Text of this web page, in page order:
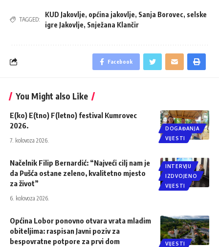
TAGGED:
KUD Jakovlje, općina jakovlje, Sanja Borovec, selske
igre Jakovlje, Snježana Klančir
Facebook
You Might also Like
DOGAĐANJA
VIJESTI
E(ko) E(tno) F(letno) festival Kumrovec
2026.
7. kolovoza 2026.
INTERVJU
IZDVOJENO
VIJESTI
Načelnik Filip Bernardić: “Najveći cilj nam je
da Pušća ostane zeleno, kvalitetno mjesto
za život”
6. kolovoza 2026.
VIJESTI
Općina Lobor ponovno otvara vrata mladim
obiteljima: raspisan Javni poziv za
bespovratne potpore za prvi dom